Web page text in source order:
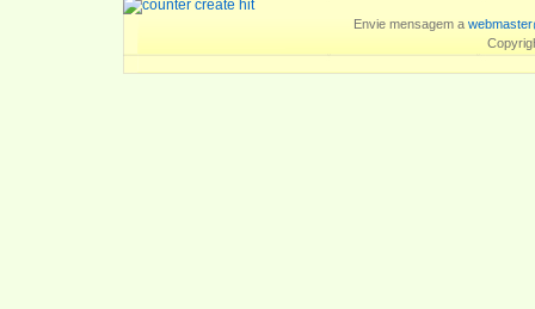
Envie mensagem a